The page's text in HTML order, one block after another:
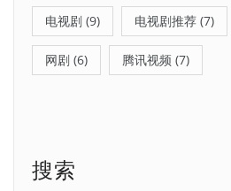
电视剧 (9) 电视剧推荐 (7)
网剧 (6) 腾讯视频 (7)
搜索